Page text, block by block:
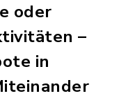
oder
–
in